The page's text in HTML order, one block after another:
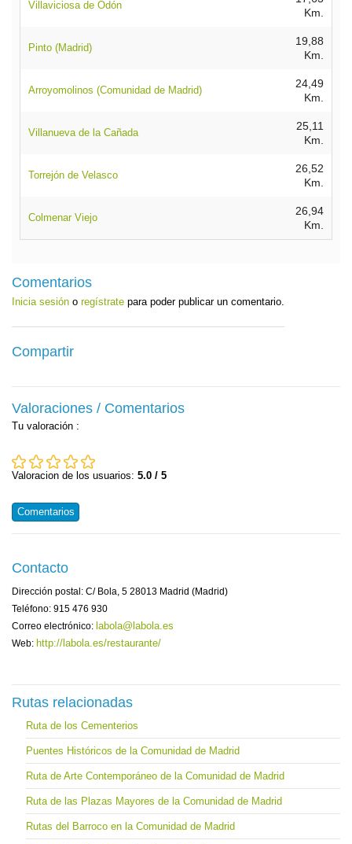
Villaviciosa de Odón
Km.
Pinto (Madrid)
19,88
Km.
Arroyomolinos (Comunidad de Madrid)
24,49
Km.
Villanueva de la Cañada
25,11
Km.
Torrejón de Velasco
26,52
Km.
Colmenar Viejo
26,94
Km.
Comentarios
Inicia sesión o regístrate para poder publicar un comentario.
Compartir
Valoraciones / Comentarios
Tu valoración :
Valoracion de los usuarios: 5.0 / 5
Comentarios
Contacto
Dirección postal: C/ Bola, 5 28013 Madrid (Madrid)
Teléfono: 915 476 930
Correo electrónico: labola@labola.es
Web: http://labola.es/restaurante/
Rutas relacionadas
Ruta de los Cementerios
Puentes Históricos de la Comunidad de Madrid
Ruta de Arte Contemporáneo de la Comunidad de Madrid
Ruta de las Plazas Mayores de la Comunidad de Madrid
Rutas del Barroco en la Comunidad de Madrid